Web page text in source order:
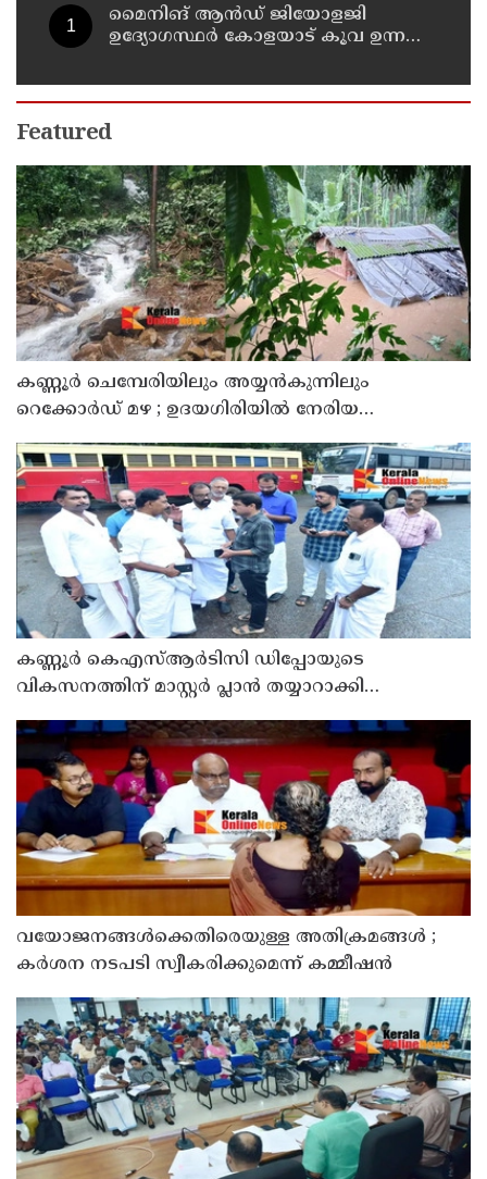
മൈനിങ് ആൻഡ്​ ജിയോളജി
ഉദ്യോഗസ്ഥർ കോളയാട് കൂവ ഉന്നതി
Featured
കണ്ണൂർ ചെമ്പേരിയിലും അയ്യൻകുന്നിലും
റെക്കോർഡ് മഴ ; ഉദയഗിരിയിൽ നേരിയ
കണ്ണൂർ കെഎസ്ആർടിസി ഡിപ്പോയുടെ
വികസനത്തിന് മാസ്റ്റർ പ്ലാൻ തയ്യാറാക്കി
വയോജനങ്ങൾക്കെതിരെയുള്ള അതിക്രമങ്ങൾ ;
കർശന നടപടി സ്വീകരിക്കുമെന്ന് കമ്മീഷൻ